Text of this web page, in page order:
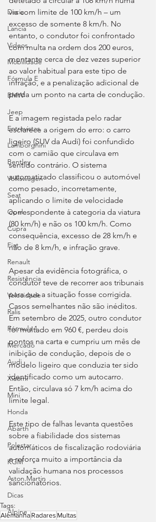
Dacia
Lancia
Videos
Mobilidade
Fórmula E
BMW
Jeep
Entrevistas
Lamborghini
Bentley
Volkswagen
Seat
Opel
Cupra
Fiat
Renault
Resistência
Velocidade
Ralis
Fórmula 1
Mercado
Audi
Xiaomi
Mini
Honda
Abarth
Polestar
KGM
Aston Martin
Dicas
Alpine
via com limite de 100 km/h – um
excesso de somente 8 km/h. No
entanto, o condutor foi confrontado
com multa na ordem dos 200 euros,
montante cerca de dez vezes superior
ao valor habitual para este tipo de
infração, e a penalização adicional de
perda um ponto na carta de condução.
E a imagem registada pelo radar
esclarece a origem do erro: o carro
ligeiro (SUV da Audi) foi confundido
com o camião que circulava em
sentido contrário. O sistema
automatizado classificou o automóvel
como pesado, incorretamente,
aplicando o limite de velocidade
correspondente à categoria da viatura
(80 km/h) e não os 100 km/h. Como
consequência, excesso de 28 km/h e
não de 8 km/h, e infração grave.
Apesar da evidência fotográfica, o
condutor teve de recorrer aos tribunais
para que a situação fosse corrigida.
Casos semelhantes não são inéditos.
Em setembro de 2025, outro condutor
foi multado em 960 €, perdeu dois
pontos na carta e cumpriu um mês de
inibição de condução, depois de o
modelo ligeiro que conduzia ter sido
identificado como um autocarro.
Então, circulava só 7 km/h acima do
limite legal.
Este tipo de falhas levanta questões
sobre a fiabilidade dos sistemas
automáticos de fiscalização rodoviária
e reforça muito a importância da
validação humana nos processos
sancionatórios.
Tags:
AlemanhaRadares Multas